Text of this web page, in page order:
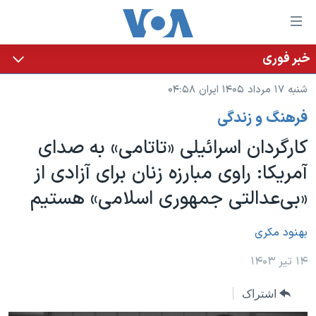
لینکهای
قابل
دسترسی
جهش
محتوای
اصلی
جهش
صفحه
جهش
به
خانه
نسخه سبک وب‌سایت
موضوع ها
ایران
آمریکا
جهان
ورزشی
برنامه های تلویزیونی
جدول برنامه ها
صفحه‌های ویژه
جام جهانی ۲۰۲۶
بایگانی برنامه‌های تلویزیونی
فرکانس‌های صدای آمریکا
پخش رادیویی
یادگیری زبان انگلیسی
خبر فوری
شنبه ۱۷ مرداد ۱۴۰۵ ایران ۰۴:۵۸
فرهنگ و زندگی
کارگردان اسرائیلی «تاتامی» به صدای
آمریکا: راوی مبارزه زنان برای آزادی از
«بی‌عدالتی جمهوری اسلامی» هستیم
بهنود مکری
۱۴ تیر ۱۴۰۳
اشتراک